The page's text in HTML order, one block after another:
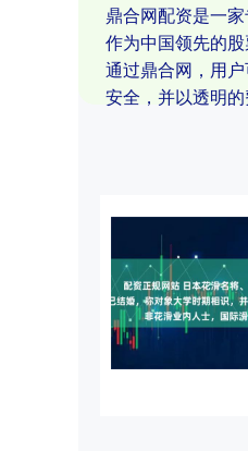
鼎合网配资是一
作为中国领先的
通过鼎合网，用
安全，并以透明